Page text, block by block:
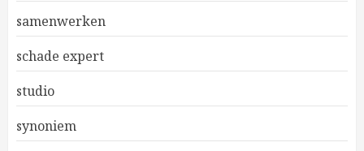
samenwerken
schade expert
studio
synoniem